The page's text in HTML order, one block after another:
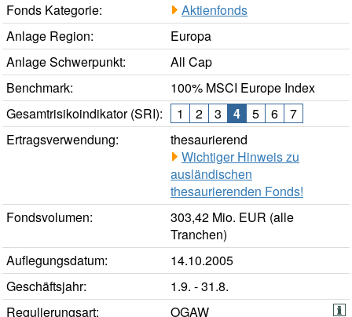
Fonds Kategorie:
Aktienfonds
Anlage Region:
Europa
Anlage Schwerpunkt:
All Cap
Benchmark:
100% MSCI Europe Index
Gesamtrisikoindikator (SRI):
1 2 3 4 5 6
7
Ertragsverwendung:
thesaurierend
Wichtiger Hinweis zu
ausländischen
thesaurierenden Fonds!
Fondsvolumen:
303,42 Mio. EUR (alle
Tranchen)
Auflegungsdatum:
14.10.2005
Geschäftsjahr:
1.9. - 31.8.
Regulierungsart:
OGAW